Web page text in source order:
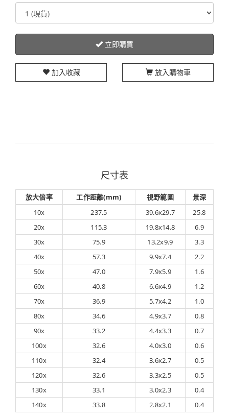
立即購買
加入收藏 放入購物車
尺寸表
放大倍率 工作距離(mm) 視野範圍
景深
10x
237.5 39.6x29.7
25.8
20x
115.3 19.8x14.8
6.9
30x
75.9 13.2x9.9
3.3
40x
57.3 9.9x7.4
2.2
50x
47.0 7.9x5.9
1.6
60x
40.8 6.6x4.9
1.2
70x
36.9 5.7x4.2
1.0
80x
34.6 4.9x3.7
0.8
90x
33.2 4.4x3.3
0.7
100x
32.6 4.0x3.0
0.6
110x
32.4 3.6x2.7
0.5
120x
32.6 3.3x2.5
0.5
130x
33.1 3.0x2.3
0.4
140x
33.8 2.8x2.1 0.4